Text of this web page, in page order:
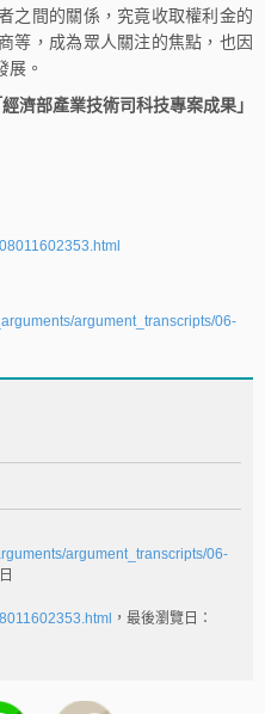
之間的關係，究竟收取權利金的
等，成為眾人關注的焦點，也因
展。
濟部產業技術司科技專案成果」
argument_transcripts/06-
argument_transcripts/06-
，最後瀏覽日：